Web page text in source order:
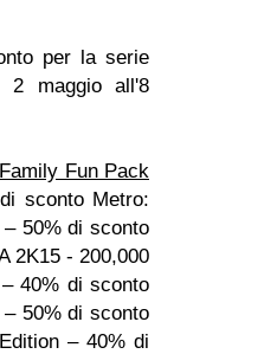
per la serie
2 maggio all'8
Fun Pack
sconto Metro:
– 50% di sconto
2K15 - 200,000
40% di sconto
– 50% di sconto
– 40% di